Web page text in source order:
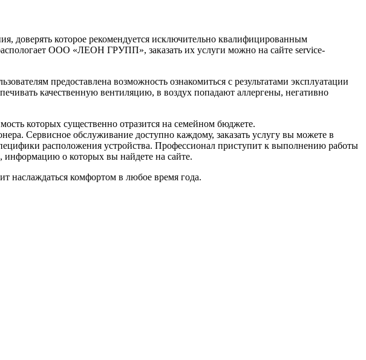
доверять которое рекомендуется исключительно квалифицированным
ООО «ЛЕОН ГРУПП», заказать их услуги можно на сайте service-
предоставлена возможность ознакомиться с результатами эксплуатации
качественную вентиляцию, в воздух попадают аллергены, негативно
которых существенно отразится на семейном бюджете.
Сервисное обслуживание доступно каждому, заказать услугу вы можете в
расположения устройства. Профессионал приступит к выполнению работы
информацию о которых вы найдете на сайте.
наслаждаться комфортом в любое время года.